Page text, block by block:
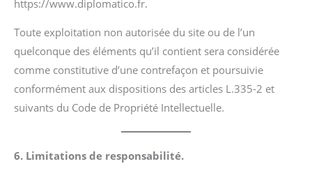
https://www.diplomatico.fr.
Toute exploitation non autorisée du site ou de l’un
quelconque des éléments qu’il contient sera considérée
comme constitutive d’une contrefaçon et poursuivie
conformément aux dispositions des articles L.335-2 et
suivants du Code de Propriété Intellectuelle.
6. Limitations de responsabilité.